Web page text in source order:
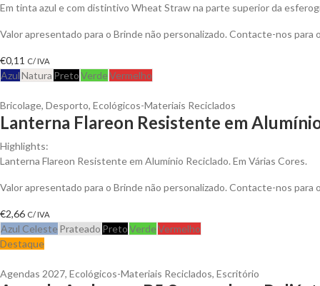
Em tinta azul e com distintivo Wheat Straw na parte superior da
Valor apresentado para o Brinde não personalizado. Contacte-nos
€0,11 C/ IVA
AzulNatura PretoVerdeVermelho
Bricolage, Desporto, Ecológicos-Materiais Reciclados
Lanterna Flareon Resistente em
Highlights:
Lanterna Flareon Resistente em Alumínio Reciclado. Em Várias Cores.
Valor apresentado para o Brinde não personalizado. Contacte-nos
€2,66 C/ IVA
Azul Celeste Prateado PretoVerdeVermelho
Destaque
Agendas 2027, Ecológicos-Materiais Reciclados, Escritório